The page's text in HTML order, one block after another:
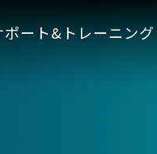
ポート&トレーニング